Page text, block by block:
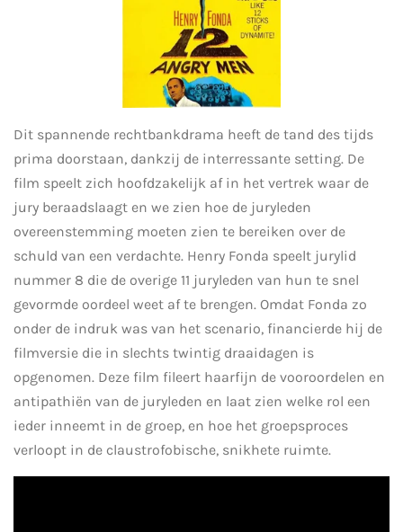
Dit spannende rechtbankdrama heeft de tand des tijds
prima doorstaan, dankzij de interressante setting. De
film speelt zich hoofdzakelijk af in het vertrek waar de
jury beraadslaagt en we zien hoe de juryleden
overeenstemming moeten zien te bereiken over de
schuld van een verdachte. Henry Fonda speelt jurylid
nummer 8 die de overige 11 juryleden van hun te snel
gevormde oordeel weet af te brengen. Omdat Fonda zo
onder de indruk was van het scenario, financierde hij de
filmversie die in slechts twintig draaidagen is
opgenomen. Deze film fileert haarfijn de vooroordelen en
antipathiën van de juryleden en laat zien welke rol een
ieder inneemt in de groep, en hoe het groepsproces
verloopt in de claustrofobische, snikhete ruimte.